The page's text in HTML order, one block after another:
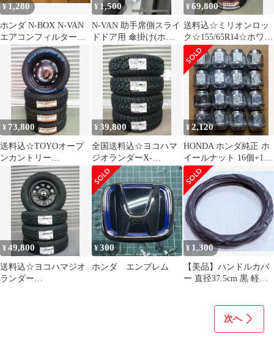
¥1,280
ホンダ N-BOX N-VAN
エアコンフィルター
JF3 JF4
¥ 1,500
N-VAN 助手席側スライ
ドドア用 傘掛け(ホワ
イト)
¥69,800
送料込☆ミリオンロッ
ク☆155/65R14☆ホワイ
トレター☆N-VAN・ウ
ェイク
¥ 73,800
送料込☆TOYOオープ
ンカントリー
RT☆155/65R14☆サン
バー・ハイゼット
¥39,800
全国送料込☆ヨコハマ
ジオランダーX-
AT☆155/65R14☆デリ
カミニ等
¥2,120
HONDA ホンダ純正 ホ
イールナット 16個+1
M12×P1.5 19HEX
¥49,800
送料込☆ヨコハマジオ
ランダー
¥300
ホンダ エンブレム
¥ 1,300
【美品】ハンドルカバ
ー 直径37.5cm 黒 軽自
次へ